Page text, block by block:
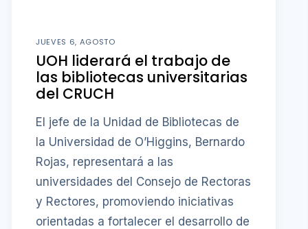
JUEVES 6, AGOSTO
UOH liderará el trabajo de
las bibliotecas universitarias
del CRUCH
El jefe de la Unidad de Bibliotecas de
la Universidad de O’Higgins, Bernardo
Rojas, representará a las
universidades del Consejo de Rectoras
y Rectores, promoviendo iniciativas
orientadas a fortalecer el desarrollo de